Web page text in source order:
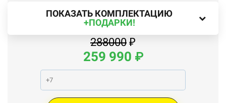
ПОКАЗАТЬ КОМПЛЕКТАЦИЮ
+ПОДАРКИ!
288000 ₽
259 990 ₽